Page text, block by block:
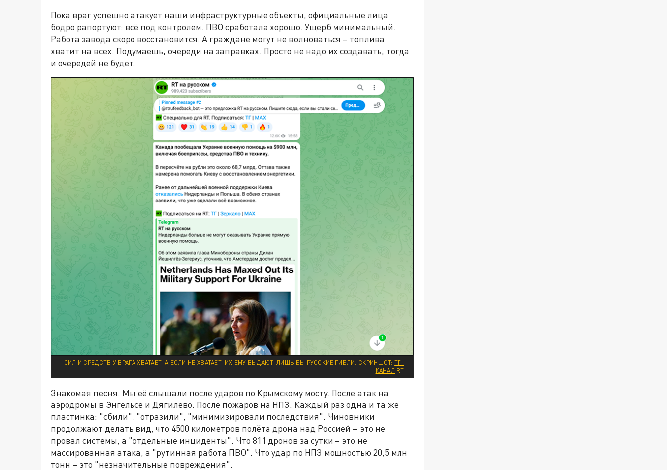
Пока враг успешно атакует наши инфраструктурные объекты, официальные лица
бодро рапортуют: всё под контролем. ПВО сработала хорошо. Ущерб минимальный.
Работа завода скоро восстановится. А граждане могут не волноваться – топлива
хватит на всех. Подумаешь, очереди на заправках. Просто не надо их создавать, тогда
и очередей не будет.
СИЛ И СРЕДСТВ У ВРАГА ХВАТАЕТ. А ЕСЛИ НЕ ХВАТАЕТ, ИХ ЕМУ ВЫДАЮТ. ЛИШЬ БЫ РУССКИЕ ГИБЛИ. СКРИНШОТ:ТГ-
КАНАЛ RT
Знакомая песня. Мы её слышали после ударов по Крымскому мосту. После атак на
аэродромы в Энгельсе и Дягилево. После пожаров на НПЗ. Каждый раз одна и та же
пластинка: "сбили", "отразили", "минимизировали последствия". Чиновники
продолжают делать вид, что 4500 километров полёта дрона над Россией – это не
провал системы, а "отдельные инциденты". Что 811 дронов за сутки – это не
массированная атака, а "рутинная работа ПВО". Что удар по НПЗ мощностью 20,5 млн
тонн – это "незначительные повреждения".